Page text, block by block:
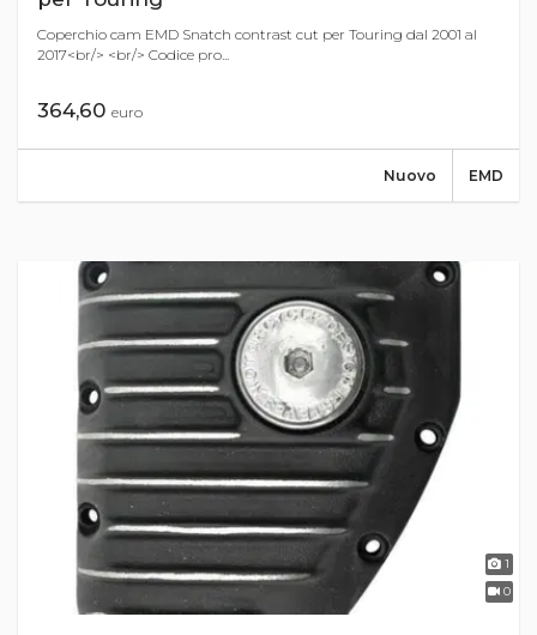
Coperchio cam EMD Snatch contrast cut per Touring dal 2001 al
2017<br/> <br/> Codice pro...
364,60 euro
EMD
Nuovo
1
0